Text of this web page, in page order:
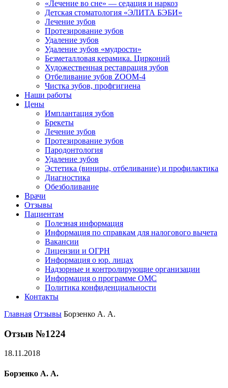
«Лечение во сне» — седация и наркоз
Детская стоматология «ЭЛИТА БЭБИ»
Лечение зубов
Протезирование зубов
Удаление зубов
Удаление зубов «мудрости»
Безметалловая керамика. Цирконий
Художественная реставрация зубов
Отбеливание зубов ZOOM-4
Чистка зубов, профгигиена
Наши работы
Цены
Имплантация зубов
Брекеты
Лечение зубов
Протезирование зубов
Пародонтология
Удаление зубов
Эстетика (виниры, отбеливание) и профилактика
Диагностика
Обезболивание
Врачи
Отзывы
Пациентам
Полезная информация
Информация по справкам для налогового вычета
Вакансии
Лицензии и ОГРН
Информация о юр. лицах
Надзорные и контролирующие организации
Информация о программе ОМС
Политика конфиденциальности
Контакты
Главная Отзывы Борзенко А. А.
Отзыв №1224
18.11.2018
Борзенко А. А.